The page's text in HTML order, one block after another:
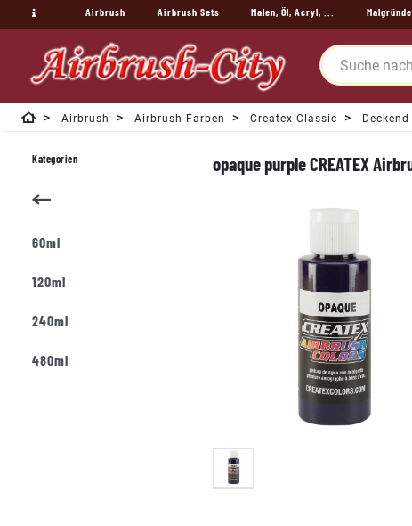
Airbrush Airbrush Sets Malen, Öl, Acryl, ... Malgründe
Airbrush Airbrush Farben Createx Classic Deckend
opaque purple CREATEX
Kategorien
60ml
120ml
240ml
480ml